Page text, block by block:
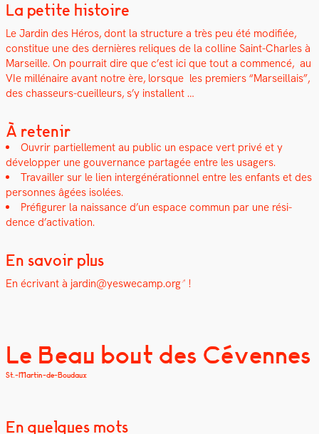
La petite histoire
Le Jardin des Héros, dont la struc­ture a très peu été mod­i­fiée,
con­stitue une des dernières reliques de la colline Saint-Charles à
Mar­seille. On pour­rait dire que c’est ici que tout a com­mencé, au
VIe mil­lé­naire avant notre ère, lorsque les pre­miers “Mar­seil­lais”,
des chas­seurs-cueilleurs, s’y instal­lent …
À retenir
Ouvrir par­tielle­ment au pub­lic un espace vert privé et y
dévelop­per une gou­ver­nance partagée entre les usagers.
Tra­vailler sur le lien intergénéra­tionnel entre les enfants et des
per­son­nes âgées isolées.
Pré­fig­ur­er la nais­sance d’un espace com­mun par une rési­
dence d’activation.
En savoir plus
En écrivant à jardin@yeswecamp.org !
Le Beau bout des Cévennes
St.-Martin-de-Boudaux
En quelques mots